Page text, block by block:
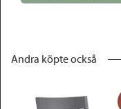
Andra köpte också